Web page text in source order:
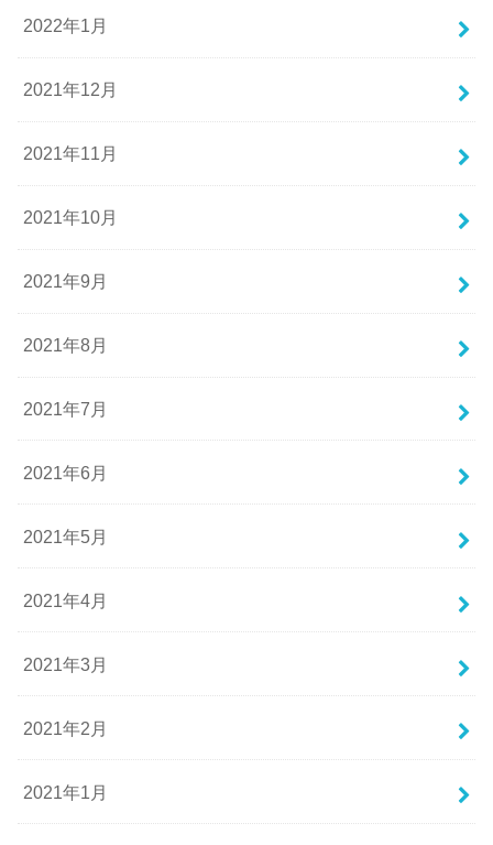
2022年1月
2021年12月
2021年11月
2021年10月
2021年9月
2021年8月
2021年7月
2021年6月
2021年5月
2021年4月
2021年3月
2021年2月
2021年1月